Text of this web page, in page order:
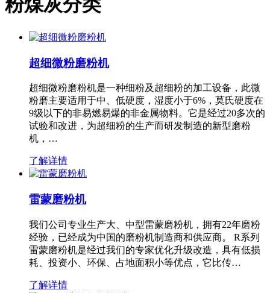
粉煤灰分类
超细微粉磨粉机
超细微粉磨粉机是一种细粉及超细粉的加工设备，此微
粉磨主要适用于中、低硬度，湿度小于6%，莫氏硬度在
9级以下的非易燃易爆的非金属物料。它是经过20多次的
试验和改进，为超细粉的生产而研发制造的新型磨粉
机，…
了解详情
雷蒙磨粉机
我们公司专业生产大、中型雷蒙磨粉机，拥有22年磨粉
经验，已经成为中国的磨粉机制造商和供应商。 R系列
雷蒙磨粉机是经过我们的专家优化升级改造，具有低损
耗、投资小、环保、占地面积小等优点，它比传…
了解详情